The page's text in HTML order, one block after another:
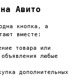
Авито
кнопка, а
вместе:
товара или
любые
дополнительных